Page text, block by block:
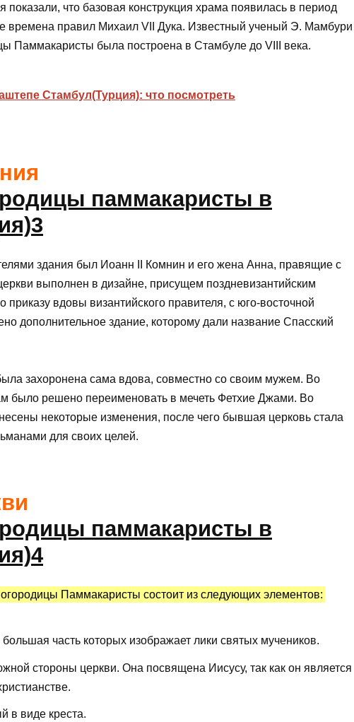
что базовая конструкция храма появилась в период
времена правил Михаил VII Дука. Известный ученый Э. Мамбури
Паммакаристы была построена в Стамбуле до VIII века.
Стамбул(Турция): что посмотреть
здания был Иоанн II Комнин и его жена Анна, правящие с
выполнен в дизайне, присущем поздневизантийским
вдовы византийского правителя, с юго-восточной
дополнительное здание, которому дали название Спасский
захоронена сама вдова, совместно со своим мужем. Во
было решено переименовать в мечеть Фетхие Джами. Во
некоторые изменения, после чего бывшая церковь стала
для своих целей.
Паммакаристы состоит из следующих элементов:
часть которых изображает лики святых мучеников.
стороны церкви. Она посвящена Иисусу, так как он является
в виде креста.